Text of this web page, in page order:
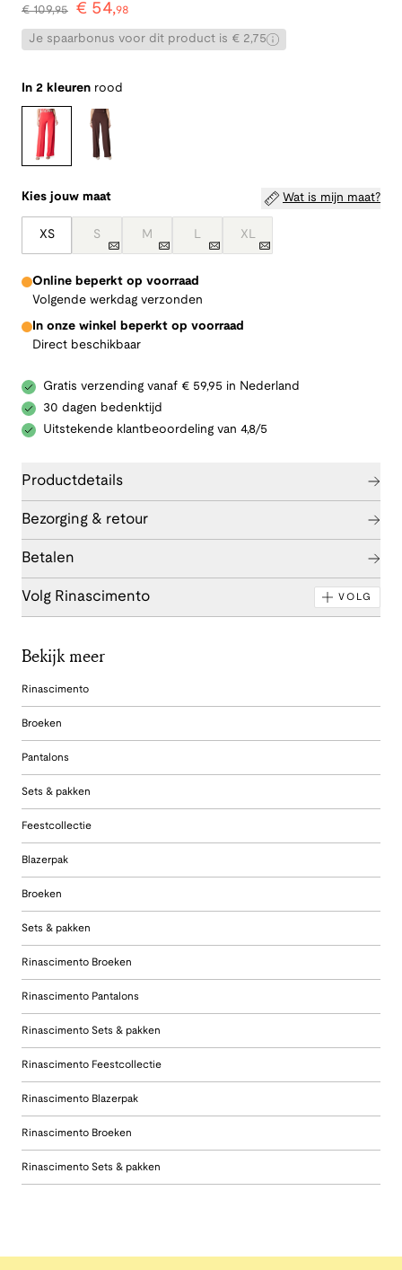
€109,95 € 54,98
Je spaarbonus voor dit product is € 2,75
In 2 kleuren rood
Kies jouw maat Wat is mijn maat?
XS S M L XL
Online beperkt op voorraad
Volgende werkdag verzonden
In onze winkel beperkt op voorraad
Direct beschikbaar
Gratis verzending vanaf € 59,95 in Nederland
30 dagen bedenktijd
Uitstekende klantbeoordeling van 4,8/5
Productdetails
Bezorging & retour
Betalen
Volg Rinascimento VOLG
Bekijk meer
Rinascimento
Broeken
Pantalons
Sets & pakken
Feestcollectie
Blazerpak
Broeken
Sets & pakken
Rinascimento Broeken
Rinascimento Pantalons
Rinascimento Sets & pakken
Rinascimento Feestcollectie
Rinascimento Blazerpak
Rinascimento Broeken
Rinascimento Sets & pakken